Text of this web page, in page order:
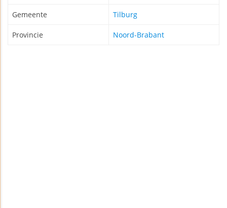
Gemeente Tilburg
Provincie Noord-Brabant